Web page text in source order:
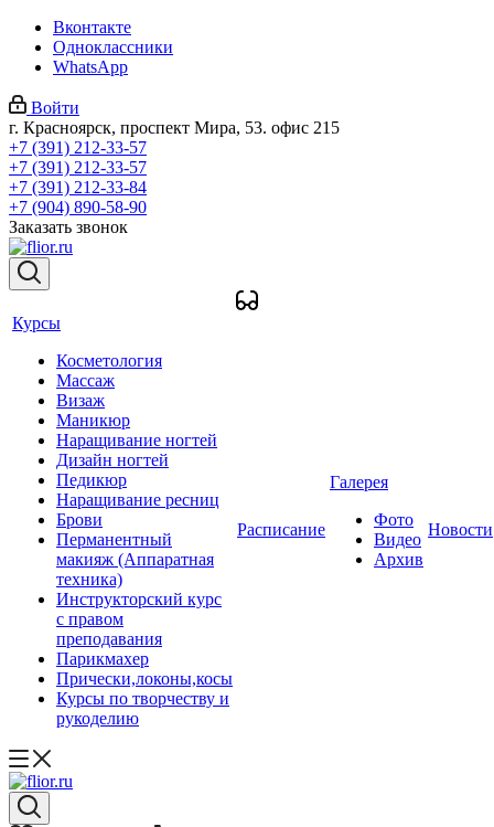
Вконтакте
Одноклассники
WhatsApp
Войти
г. Красноярск, проспект Мира, 53. офис 215
+7 (391) 212-33-57
+7 (391) 212-33-57
+7 (391) 212-33-84
+7 (904) 890-58-90
Заказать звонок
Курсы
Косметология
Массаж
Визаж
Маникюр
Наращивание ногтей
Дизайн ногтей
Педикюр
Наращивание ресниц
Брови
Перманентный
макияж (Аппаратная
техника)
Инструкторский курс
с правом
преподавания
Парикмахер
Прически,локоны,косы
Курсы по творчеству и
рукоделию
Расписание
Галерея
Фото
Видео
Архив
Новости